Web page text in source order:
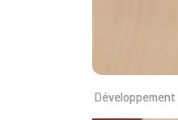
Développement